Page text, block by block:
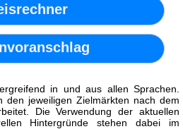
in und aus allen Sprachen.
den jeweiligen Zielmärkten nach dem
Die Verwendung der aktuellen
Hintergründe stehen dabei im